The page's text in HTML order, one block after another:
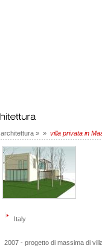
architettura » » villa privata in
Italy
2007 - progetto di massima di